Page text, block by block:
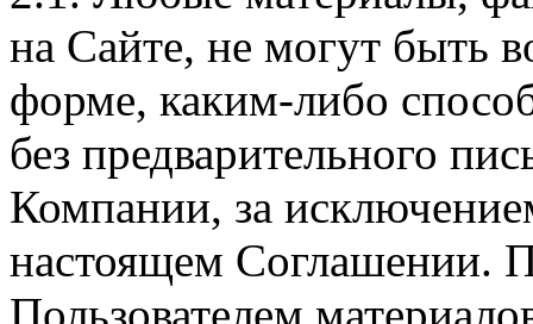
на Сайте, не могут быть
форме, каким-либо
без предварительного
Компании, за
настоящем Соглашении.
Пользователем